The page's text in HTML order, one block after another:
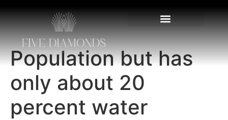
Population but has
only about 20
percent water